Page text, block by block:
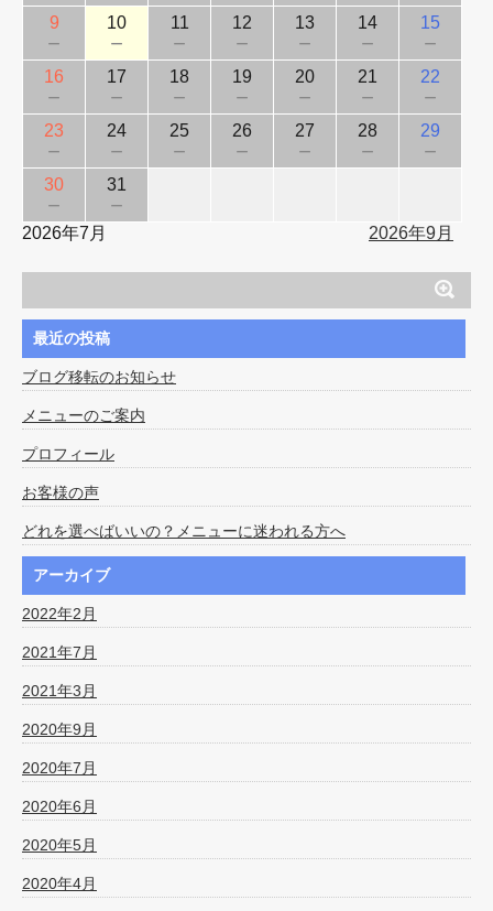
9
－
10
－
11
－
12
－
13
－
14
－
15
－
16
－
17
－
18
－
19
－
20
－
21
－
22
－
23
－
24
－
25
－
26
－
27
－
28
－
29
－
30
－
31
－
2026年7月 2026年9月
最近の投稿
ブログ移転のお知らせ
メニューのご案内
プロフィール
お客様の声
どれを選べばいいの？メニューに迷われる方へ
アーカイブ
2022年2月
2021年7月
2021年3月
2020年9月
2020年7月
2020年6月
2020年5月
2020年4月